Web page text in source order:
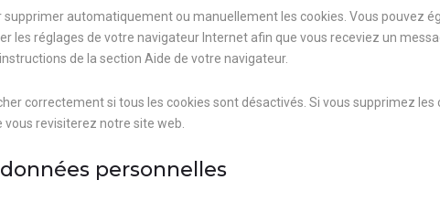
automatiquement ou manuellement les cookies. Vous pouvez
les réglages de votre navigateur Internet afin que vous receviez un
de la section Aide de votre navigateur.
correctement si tous les cookies sont désactivés. Si vous supprimez les
revisiterez notre site web.
personnelles